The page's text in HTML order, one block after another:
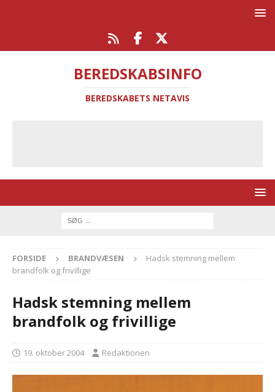
BEREDSKABSINFO
BEREDSKABETS NETAVIS
FORSIDE BRANDVÆSEN
Hadsk stemning mellem
brandfolk og frivillige
Hadsk stemning mellem
brandfolk og frivillige
19. oktober 2004 Redaktionen